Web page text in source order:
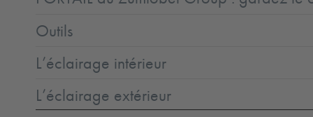
Outils
L’éclairage intérieur
L’éclairage extérieur